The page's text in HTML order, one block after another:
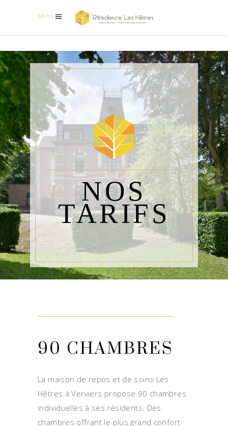
Menu
NOS
TARIFS
90 CHAMBRES
La maison de repos et de soins Les
Hêtres à Verviers propose 90 chambres
individuelles à ses résidents. Des
chambres offrant le plus grand confort